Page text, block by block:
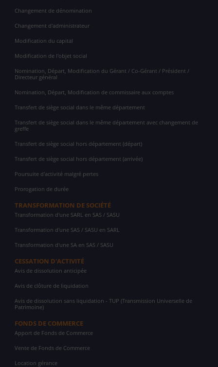
Changement de dénomination
Changement d'administrateur
Modification du capital
Modification de l'objet social
Nomination, Départ, Modification du Gérant / Co-Gérant / Président /
Directeur général
Nomination, Départ, Modification de commissaire aux comptes
Transfert de siège social dans le même département
Transfert de siège social dans le même département avec changement de
greffe
Transfert de siège social hors département (départ)
Transfert de siège social hors département (arrivée)
Poursuite d'activité malgré pertes
Prorogation de durée
TRANSFORMATION DE SOCIÉTÉ
Transformation d'une SARL en SAS / SASU
Transformation d'une SAS / SASU en SARL
Transformation d'une SA en SAS / SASU
CESSATION D'ACTIVITÉ
Avis de dissolution anticipée
Avis de clôture de liquidation
Avis de dissolution sans liquidation - TUP (Transmission Universelle de
Patrimoine)
FONDS DE COMMERCE
Apport de Fonds de Commerce
Vente de Fonds de Commerce
Location gérance